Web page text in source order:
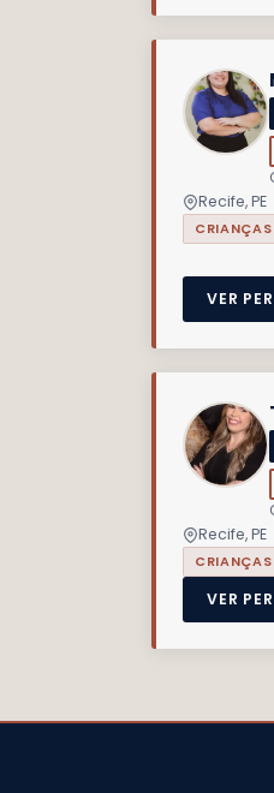
Recife, PE
CRIANÇAS
VER
Recife, PE
CRIANÇAS
VER